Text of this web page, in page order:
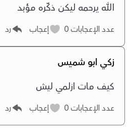
الله يرحمه ليكن ذكّره مؤبد
عدد الإعجابات إعجاب رد
زكي ابو شميس
كيف مات ازلمي ليش
عدد الإعجابات إعجاب رد